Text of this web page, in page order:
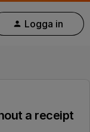
Logga in
a receipt